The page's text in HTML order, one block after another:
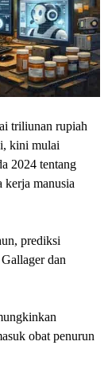
triliunan rupiah
kini mulai
2024 tentang
kerja manusia
prediksi
dan
obat penurun